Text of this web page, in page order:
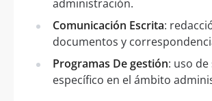
administración.
Comunicación Escrita:
documentos y
Programas De gestión: uso
específico en el ámbito